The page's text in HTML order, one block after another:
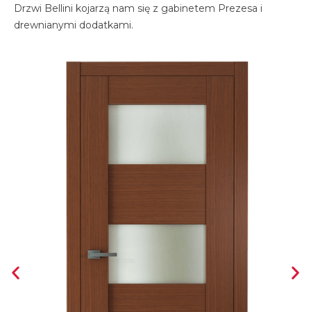
Drzwi Bellini kojarzą nam się z gabinetem Prezesa i
drewnianymi dodatkami.